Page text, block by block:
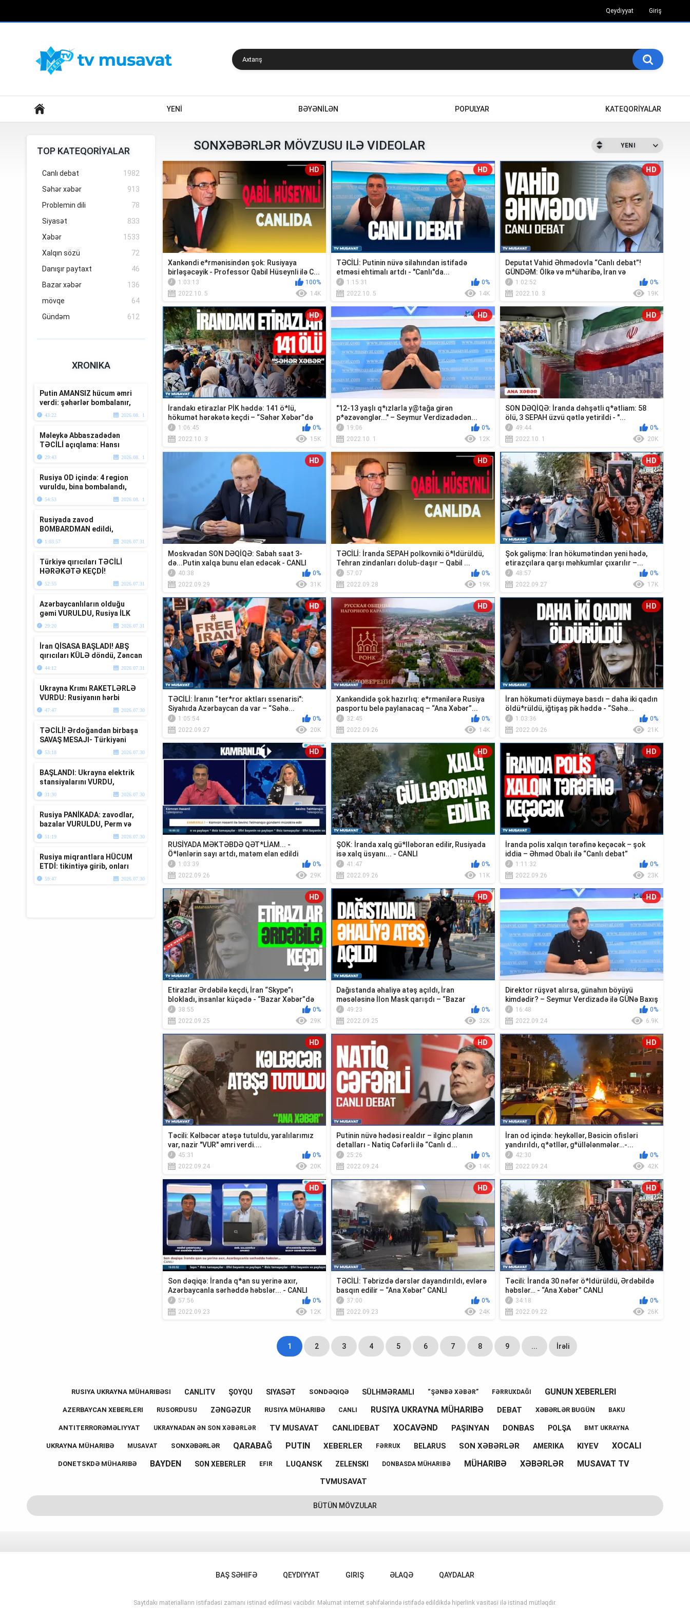
Qeydiyyat Giriş
YENİ BƏYƏNİLƏN POPULYAR KATEQORİYALAR
TOP KATEQORİYALAR
Canlı debat
1982
Səhər xəbər
913
Problemin dili
78
Siyasət
833
Xəbər
1533
Xalqın sözü
72
Danışır paytaxt
46
Bazar xəbər
136
mövqe
64
Gündəm
612
XRONIKA
Putin AMANSIZ hücum əmri
verdi: şəhərlər bombalanır,
Trampdan açıqlama
43:22 2026.08. 1
Məleykə Abbaszadədən
TƏCİLİ açıqlama: Hansı
qruplarda artım və azalma
29:43 2026.08. 1
Rusiya OD içində: 4 region
vuruldu, bina bombalandı,
ö*lənlər var
54:53 2026.08. 1
Rusiyada zavod
BOMBARDMAN edildi,
anbarlar YANIR-Ukrayna
1:03:57 2026.07.31
Türkiyə qırıcıları TƏCİLİ
HƏRƏKƏTƏ KEÇDİ!
Ərdoğanla Putin Baltikyanıda
52:55 2026.07.31
Azərbaycanlıların olduğu
gəmi VURULDU, Rusiya İLK
DƏFƏ bu raketi atdı – “Ana
29:20 2026.07.31
İran QİSASA BAŞLADI! ABŞ
qırıcıları KÜLƏ döndü, Zəncan
BOMBALANDI – Müharibə
44:12 2026.07.31
Ukrayna Krımı RAKETLƏRLƏ
VURDU: Rusiyanın hərbi
bazaları YERLƏ YEKSAN
47:47 2026.07.30
TƏCİLİ! Ərdoğandan birbaşa
SAVAŞ MESAJI- Türkiyəni
müharibəyə ÇƏKDİLƏR-TV
53:18 2026.07.30
BAŞLANDI: Ukrayna elektrik
stansiyalarını VURDU,
Zelenski və Moskvadan
31:30 2026.07.30
Rusiya PANİKADA: zavodlar,
bazalar VURULDU, Perm və
Krım da BOMBALANDI
51:19 2026.07.30
Rusiya miqrantlara HÜCUM
ETDİ: tikintiyə girib, onları
TƏHQİR ETDİ -yerə yıxıb...T...
59:47 2026.07.30
SONXƏBƏRLƏR MÖVZUSU ILƏ VIDEOLAR YENI
HD
Xankəndi e*rmənisindən şok: Rusiyaya
birləşəcəyik - Professor Qabil Hüseynli ilə C...
1:03:13
100%
2022.10. 5
14K
HD
TƏCİLİ: Putinin nüvə silahından istifadə
etməsi ehtimalı artdı - "Canlı"da...
1:15:31
0%
2022.10. 5
14K
HD
Deputat Vahid Əhmədovla “Canlı debat”!
GÜNDƏM: Ölkə və m*üharibə, İran və
Ermənist...
1:02:52
0%
2022.10. 3
19K
HD
İrandakı etirazlar PİK həddə: 141 ö*lü,
hökumət hərəkətə keçdi – “Səhər Xəbər”də
1:06:45
0%
2022.10. 3
15K
HD
"12-13 yaşlı q*ızlarla y@tağa girən
p*əzəvənglər..." – Seymur Verdizadədən...
19:06
0%
2022.10. 1
12K
HD
SON DƏQİQƏ: İranda dəhşətli q*ətliam: 58
ölü, 3 SEPAH üzvü qətlə yetirildi - "...
49:44
0%
2022.10. 1
20K
HD
Moskvadan SON DƏQİQƏ: Sabah saat 3-
də...Putin xalqa bunu elan edəcək - CANLI
40:38
0%
2022.09.29
31K
HD
TƏCİLİ: İranda SEPAH polkovniki ö*ldürüldü,
Tehran zindanları dolub-daşır – Qabil ...
57:07
0%
2022.09.28
19K
HD
Şok gəlişmə: İran hökumətindən yeni hədə,
etirazçılara qarşı məhkumlar çıxarılır –...
48:57
0%
2022.09.27
17K
HD
TƏCİLİ: İranın “ter*ror aktları ssenarisi":
Siyahıda Azərbaycan da var – “Səhə...
1:05:54
0%
2022.09.27
20K
HD
Xankəndidə şok hazırlıq: e*rmənilərə Rusiya
pasportu belə paylanacaq – “Ana Xəbər”...
32:45
0%
2022.09.26
14K
HD
İran hökuməti düyməyə basdı – daha iki qadın
öldü*rüldü, iğtişaş pik həddə - “Səhə...
1:03:36
0%
2022.09.26
21K
HD
RUSİYADA MƏKTƏBDƏ QƏT*LİAM... -
Ö*lənlərin sayı artdı, matəm elan edildi
1:03:39
0%
2022.09.26
29K
HD
ŞOK: İranda xalq gü*lləboran edilir, Rusiyada
isə xalq üsyanı... - CANLI
41:47
0%
2022.09.26
11K
HD
İranda polis xalqın tərəfinə keçəcək – şok
iddia – Əhməd Obalı ilə “Canlı debat”
1:11:32
0%
2022.09.26
23K
HD
Etirazlar Ərdəbilə keçdi, İran “Skype”ı
blokladı, insanlar küçədə - “Bazar Xəbər”də
38:55
0%
2022.09.25
29K
HD
Dağıstanda əhaliyə atəş açıldı, İran
məsələsinə İlon Mask qarışdı – “Bazar
Xəbər”
49:23
0%
2022.09.25
32K
HD
Direktor rüşvət alırsa, günahın böyüyü
kimdədir? – Seymur Verdizadə ilə GÜNə Baxış
16:48
0%
2022.09.24
6.9K
HD
Təcili: Kəlbəcər atəşə tutuldu, yaralılarımız
var, nazir "VUR" əmri verdi....
45:31
0%
2022.09.24
20K
HD
Putinin nüvə hədəsi realdır – ilginc planın
detalları - Natiq Cəfərli ilə “Canlı d...
25:26
0%
2022.09.24
14K
HD
İran od içində: heykəllər, Bəsicin ofisləri
yandırıldı, q*ətllər, g*üllələnmələr…-...
42:30
0%
2022.09.24
42K
HD
Son dəqiqə: İranda q*an su yerinə axır,
Azərbaycanla sərhəddə həbslər... - CANLI
57:56
0%
2022.09.23
12K
HD
TƏCİLİ: Təbrizdə dərslər dayandırıldı, evlərə
basqın edilir – “Ana Xəbər” CANLI
37:00
0%
2022.09.23
24K
HD
Təcili: İranda 30 nəfər ö*ldürüldü, Ərdəbildə
həbslər… - “Ana Xəbər” CANLI
34:18
0%
2022.09.22
26K
1 2 3 4 5 6 7 8 9 ... İrəli
RUSIYA UKRAYNA MÜHARIBƏSI CANLITV ŞOYQU SIYASƏT SONDƏQIQƏ SÜLHMƏRAMLI “ŞƏNBƏ XƏBƏR” FƏRRUXDAĞI GUNUN XEBERLERI
AZERBAYCAN XEBERLERI RUSORDUSU ZƏNGƏZUR RUSIYA MÜHARIBƏ CANLI RUSIYA UKRAYNA MÜHARIBƏ DEBAT XƏBƏRLƏR BUGÜN BAKU
ANTITERRORƏMƏLIYYAT UKRAYNADAN ƏN SON XƏBƏRLƏR TV MUSAVAT CANLIDEBAT XOCAVƏND PAŞINYAN DONBAS POLŞA BMT UKRAYNA
UKRAYNA MÜHARIBƏ MUSAVAT SONXƏBƏRLƏR QARABAĞ PUTIN XEBERLER FƏRRUX BELARUS SON XƏBƏRLƏR AMERIKA KIYEV XOCALI
DONETSKDƏ MÜHARIBƏ BAYDEN SON XEBERLER EFIR LUQANSK ZELENSKI DONBASDA MÜHARIBƏ MÜHARIBƏ XƏBƏRLƏR MUSAVAT TV
TVMUSAVAT
BÜTÜN MÖVZULAR
BAŞ SƏHIFƏ QEYDIYYAT GIRIŞ ƏLAQƏ QAYDALAR
Saytdakı materialların istifadəsi zamanı istinad edilməsi vacibdir. Məlumat internet səhifələrində istifadə edildikdə hiperlink vasitəsi ilə istinad mütləqdir.